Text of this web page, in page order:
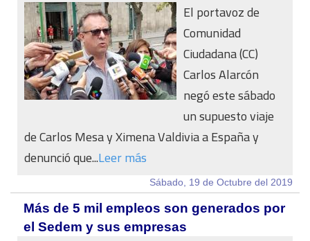
El portavoz de
Comunidad
Ciudadana (CC)
Carlos Alarcón
negó este sábado
un supuesto viaje
de Carlos Mesa y Ximena Valdivia a España y
denunció que...Leer más
Sábado, 19 de Octubre del 2019
Más de 5 mil empleos son generados por
el Sedem y sus empresas